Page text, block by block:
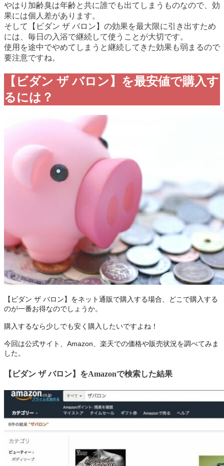
やはり加齢臭は年齢と共に誰でも出てしまうものなので、効
果には個人差があります。
そして
【ビダン ザ バロン】の効果を最大限に引き出すため
には、 毎日の入浴で継続して使うことが大切です。
使用を途中でやめてしまうと継続してきた効果も弱まるので
要注意ですね。
【ビダン ザ バロン】を最安値で購入す
るには？
【ビダン ザ バロン】をネット通販で購入する場合、どこで購入する
のが一番お得なのでしょうか。
購入するなら少しでも安く購入したいですよね！
今回は公式サイト、Amazon、楽天での価格や販売状況を調べてみま
した。
【ビダン ザ バロン】 をAmazonで検索した結果